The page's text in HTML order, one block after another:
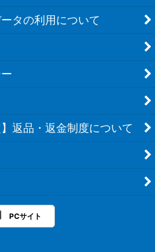
タの利用について
】返品・返金制度について
PCサイト